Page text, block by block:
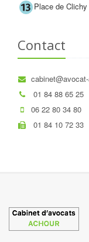
Place de Clichy
Contact
01 84 88 65 25
06 22 80 34 80
01 84 10 72 33